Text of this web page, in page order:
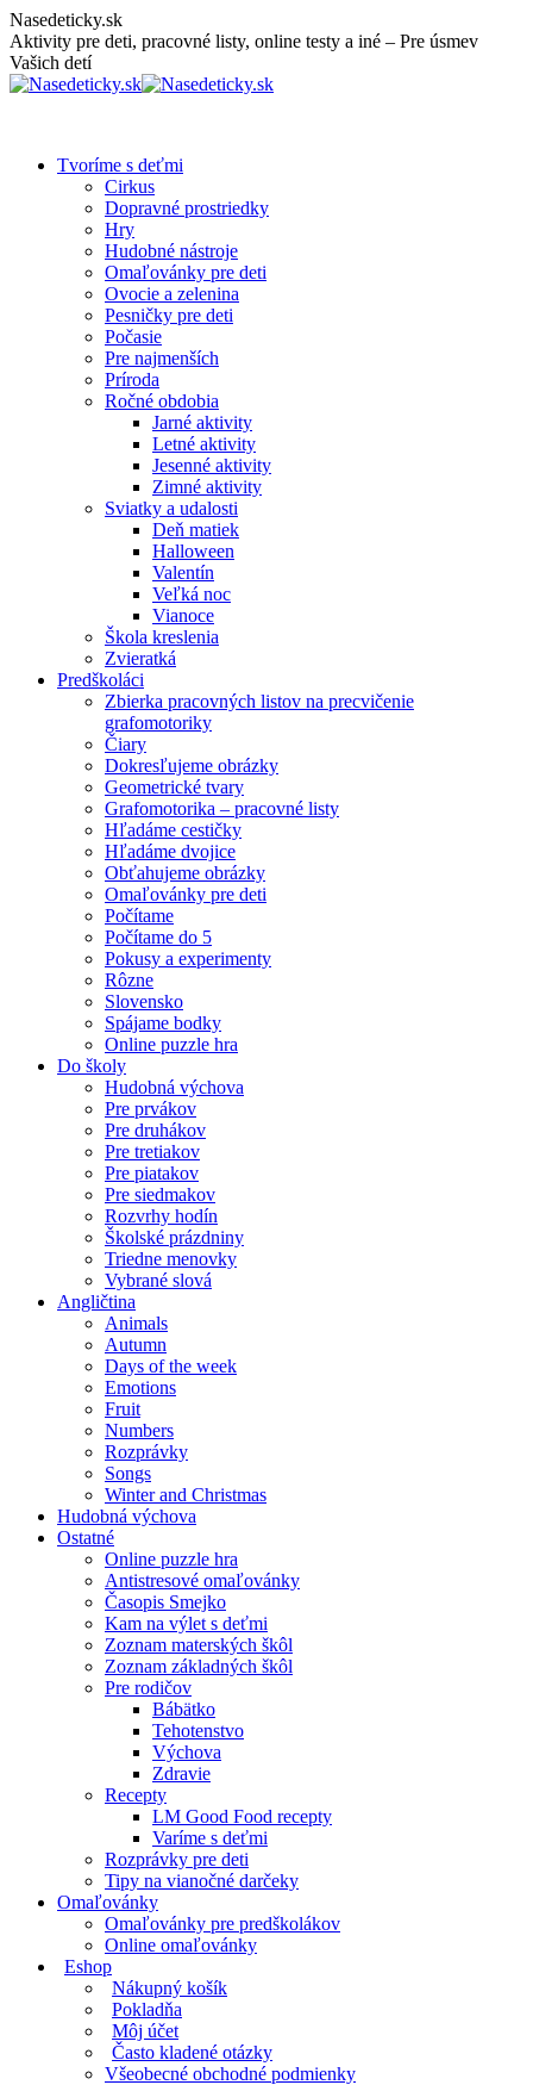
Skip
to
content
Nasedeticky.sk
Aktivity pre deti, pracovné listy, online testy a iné – Pre úsmev
Vašich detí
Tvoríme s deťmi
Cirkus
Dopravné prostriedky
Hry
Hudobné nástroje
Omaľovánky pre deti
Ovocie a zelenina
Pesničky pre deti
Počasie
Pre najmenších
Príroda
Ročné obdobia
Jarné aktivity
Letné aktivity
Jesenné aktivity
Zimné aktivity
Sviatky a udalosti
Deň matiek
Halloween
Valentín
Veľká noc
Vianoce
Škola kreslenia
Zvieratká
Predškoláci
Zbierka pracovných listov na precvičenie
grafomotoriky
Čiary
Dokresľujeme obrázky
Geometrické tvary
Grafomotorika – pracovné listy
Hľadáme cestičky
Hľadáme dvojice
Obťahujeme obrázky
Omaľovánky pre deti
Počítame
Počítame do 5
Pokusy a experimenty
Rôzne
Slovensko
Spájame bodky
Online puzzle hra
Do školy
Hudobná výchova
Pre prvákov
Pre druhákov
Pre tretiakov
Pre piatakov
Pre siedmakov
Rozvrhy hodín
Školské prázdniny
Triedne menovky
Vybrané slová
Angličtina
Animals
Autumn
Days of the week
Emotions
Fruit
Numbers
Rozprávky
Songs
Winter and Christmas
Hudobná výchova
Ostatné
Online puzzle hra
Antistresové omaľovánky
Časopis Smejko
Kam na výlet s deťmi
Zoznam materských škôl
Zoznam základných škôl
Pre rodičov
Bábätko
Tehotenstvo
Výchova
Zdravie
Recepty
LM Good Food recepty
Varíme s deťmi
Rozprávky pre deti
Tipy na vianočné darčeky
Omaľovánky
Omaľovánky pre predškolákov
Online omaľovánky
Eshop
Nákupný košík
Pokladňa
Môj účet
Často kladené otázky
Všeobecné obchodné podmienky